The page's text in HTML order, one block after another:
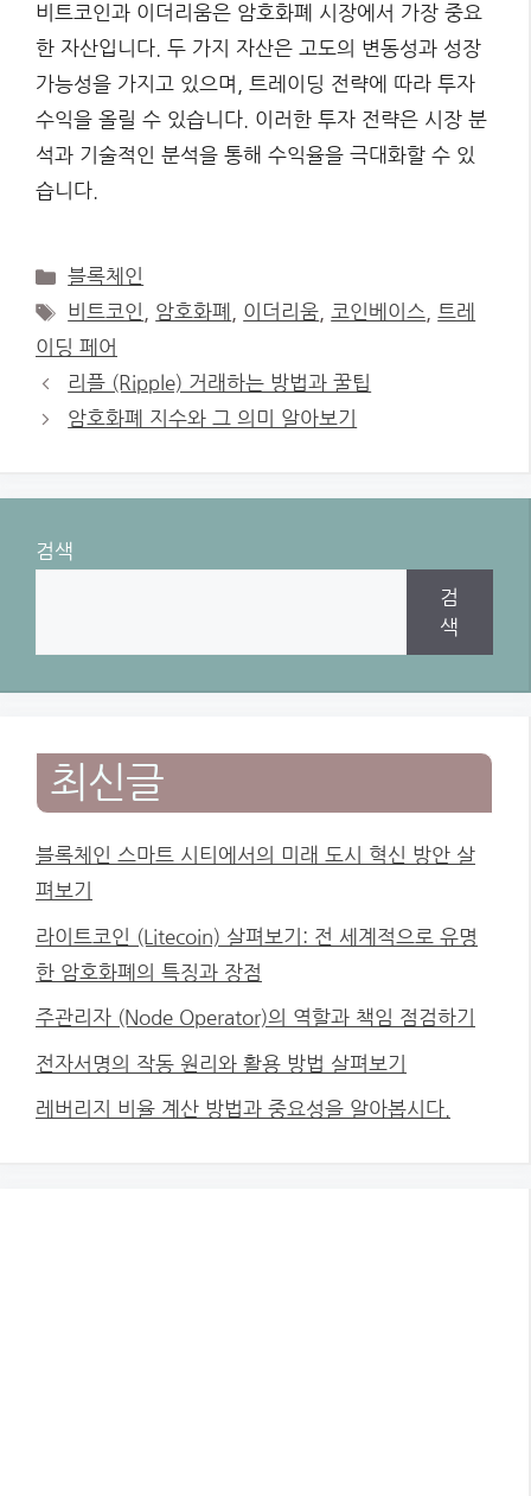
비트코인과 이더리움은 암호화폐 시장에서 가장 중요
한 자산입니다. 두 가지 자산은 고도의 변동성과 성장
가능성을 가지고 있으며, 트레이딩 전략에 따라 투자
수익을 올릴 수 있습니다. 이러한 투자 전략은 시장 분
석과 기술적인 분석을 통해 수익율을 극대화할 수 있
습니다.
Categories
블록체인
Tags
비트코인 암호화폐 이더리움 ,코인베이스 ,트레
이딩 페어
리플 (Ripple) 거래하는 방법과 꿀팁
암호화폐 지수와 그 의미 알아보기
검색
검
색
최신글
블록체인 스마트 시티에서의 미래 도시 혁신 방안 살
펴보기
라이트코인 (Litecoin) 살펴보기: 전 세계적으로 유명
한 암호화폐의 특징과 장점
주관리자 (Node Operator)의 역할과 책임 점검하기
전자서명의 작동 원리와 활용 방법 살펴보기
레버리지 비율 계산 방법과 중요성을 알아봅시다.